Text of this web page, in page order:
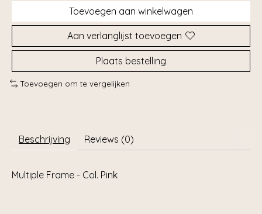
Toevoegen aan winkelwagen
Aan verlanglijst toevoegen
Plaats bestelling
Toevoegen om te vergelijken
Beschrijving Reviews (0)
Multiple Frame - Col. Pink